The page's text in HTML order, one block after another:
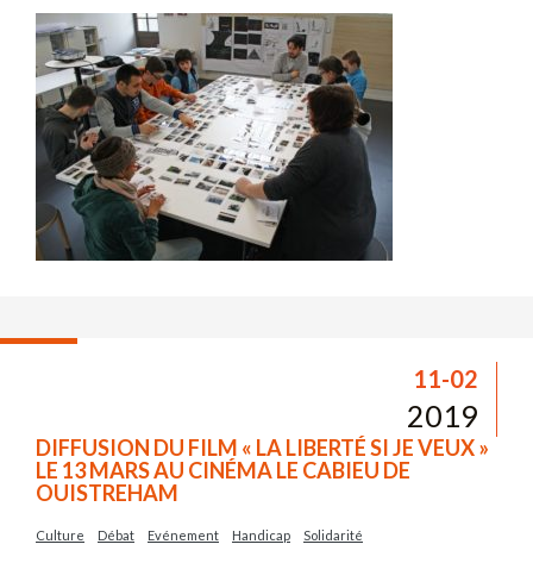
11-02
2019
DIFFUSION DU FILM « LA LIBERTÉ SI JE VEUX »
LE 13 MARS AU CINÉMA LE CABIEU DE
OUISTREHAM
Culture Débat Evénement Handicap Solidarité